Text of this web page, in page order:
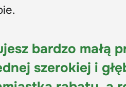
bardzo małą
szerokiej i